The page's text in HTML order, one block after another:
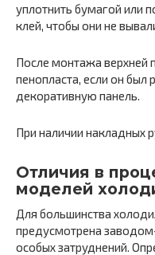
уплотнить бумагой или
клей, чтобы они не
После монтажа верхней
пенопласта, если он был
декоративную панель.
При наличии накладных
Отличия в
моделей
Для большинства
предусмотрена
особых затруднений.